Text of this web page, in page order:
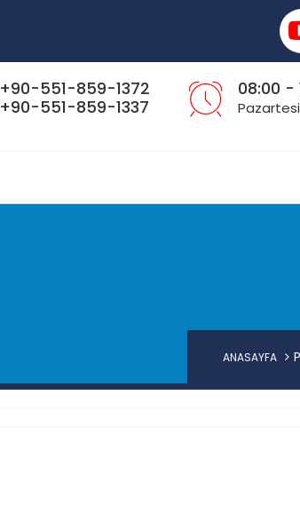
+90-551-859-1372
+90-551-859-1337
08:00 -
ANASAYFA